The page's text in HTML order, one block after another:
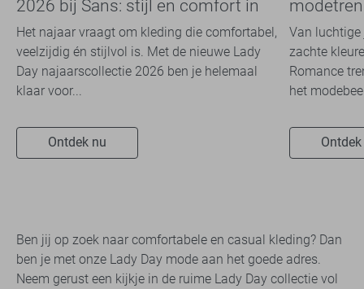
2026 bij Sans: stijl en comfort in
travelkwaliteit
Het najaar vraagt om kleding die comfortabel,
veelzijdig én stijlvol is. Met de nieuwe Lady
Day najaarscollectie 2026 ben je helemaal
klaar voor...
Ontdek nu
overal
Van luchtige
zachte
Romance
het
Ben jij op zoek naar comfortabele en casual kleding? Dan
ben je met onze Lady Day mode aan het goede adres.
Neem gerust een kijkje in de ruime Lady Day collectie vol